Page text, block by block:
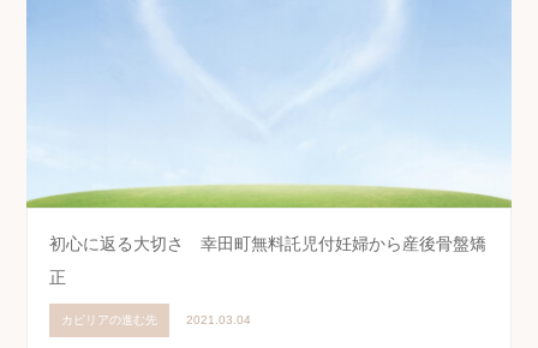
初心に返る大切さ 幸田町無料託児付妊婦から産後骨盤矯
正
カピリアの進む先 2021.03.04